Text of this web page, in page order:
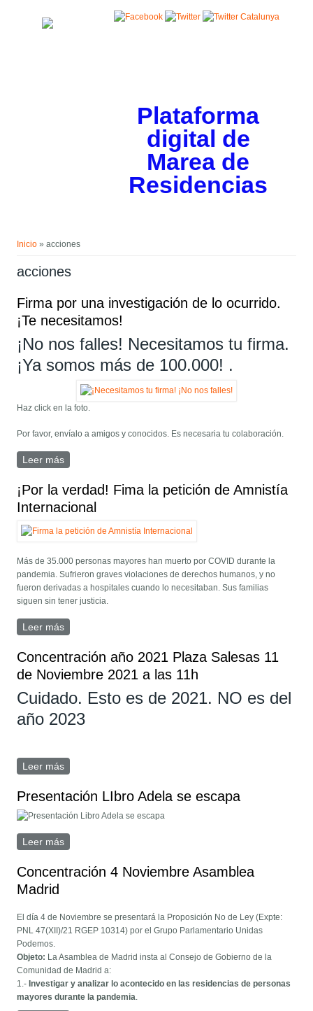
Plataforma
digital de
Marea de
Residencias
Inicio » acciones
acciones
Firma por una investigación de lo ocurrido.
¡Te necesitamos!
¡No nos falles! Necesitamos tu firma.
¡Ya somos más de 100.000! .
Haz click en la foto.
Por favor, envíalo a amigos y conocidos. Es necesaria tu colaboración.
Leer más
¡Por la verdad! Fima la petición de Amnistía
Internacional
Más de 35.000 personas mayores han muerto por COVID durante la
pandemia. Sufrieron graves violaciones de derechos humanos, y no
fueron derivadas a hospitales cuando lo necesitaban. Sus familias
siguen sin tener justicia.
Leer más
Concentración año 2021 Plaza Salesas 11
de Noviembre 2021 a las 11h
Cuidado. Esto es de 2021. NO es del
año 2023
Leer más
Presentación LIbro Adela se escapa
Leer más
Concentración 4 Noviembre Asamblea
Madrid
El día 4 de Noviembre se presentará la Proposición No de Ley (Expte:
PNL 47(XII)/21 RGEP 10314) por el Grupo Parlamentario Unidas
Podemos.
Objeto: La Asamblea de Madrid insta al Consejo de Gobierno de la
Comunidad de Madrid a:
1.- Investigar y analizar lo acontecido en las residencias de personas
mayores durante la pandemia.